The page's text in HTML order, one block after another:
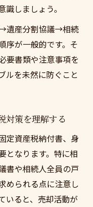
しましょう。
遺産分割協議→相続
が一般的です。そ
要書類や注意事項を
ルを未然に防ぐこと
対策を理解する
定資産税納付書、身
となります。特に相
書や相続人全員の戸
められる点に注意し
いると、売却活動が